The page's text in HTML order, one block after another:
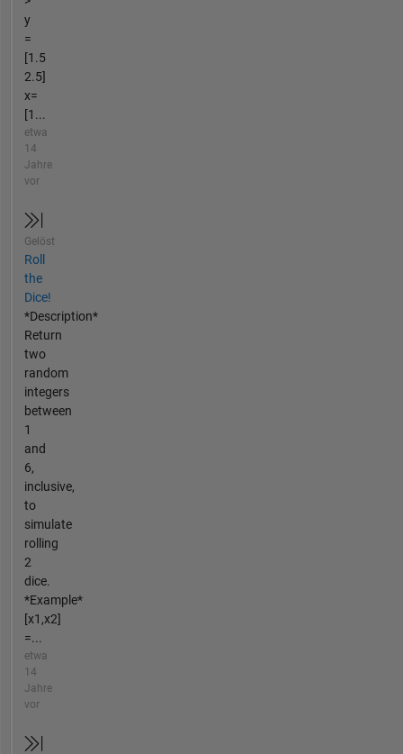
y
=
[1.5
2.5]
x=
[1...
etwa
14
Jahre
vor
Gelöst
Roll
the
Dice!
*Description*
Return
two
random
integers
between
1
and
6,
inclusive,
to
simulate
rolling
2
dice.
*Example*
[x1,x2]
=...
etwa
14
Jahre
vor